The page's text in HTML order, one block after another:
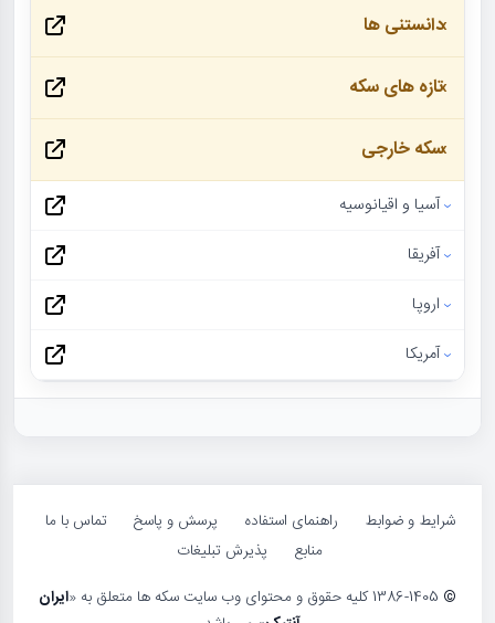
دانستنی ها
تازه های سکه
سکه خارجی
آسیا و اقیانوسیه
آفریقا
اروپا
آمریکا
شرایط و ضوابط راهنمای استفاده پرسش و پاسخ
تماس با ما
منابع
پذیرش تبلیغات
©
ایران